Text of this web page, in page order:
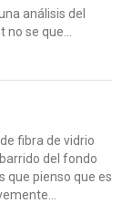
análisis del
se que...
fibra de vidrio
del fondo
que pienso que es